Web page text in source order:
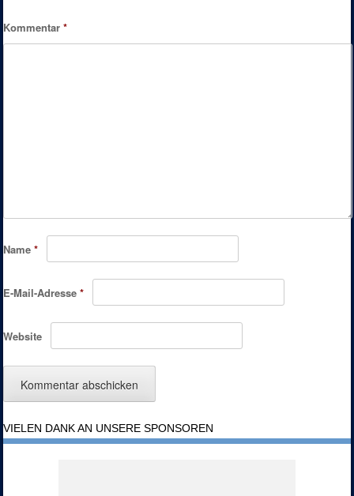
Kommentar*
Name*
E-Mail-Adresse*
Website
VIELEN DANK AN UNSERE SPONSOREN